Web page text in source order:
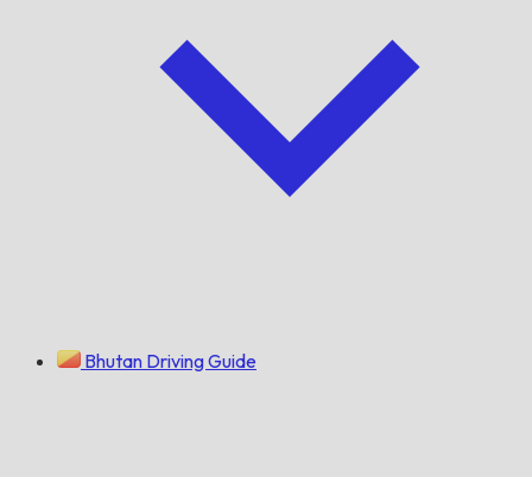
Bhutan Driving Guide